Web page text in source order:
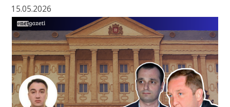
15.05.2026